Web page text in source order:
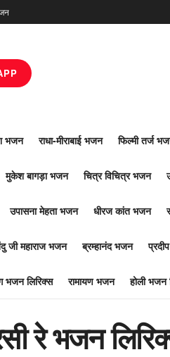
भजन राधा-मीराबाई भजन फिल्मी तर्ज
मुकेश बागड़ा भजन चित्र विचित्र भजन
उपासना मेहता भजन धीरज कांत भजन
जी महाराज भजन ब्रम्हानंद भजन
भजन लिरिक्स रामायण भजन होली भजन
रे भजन